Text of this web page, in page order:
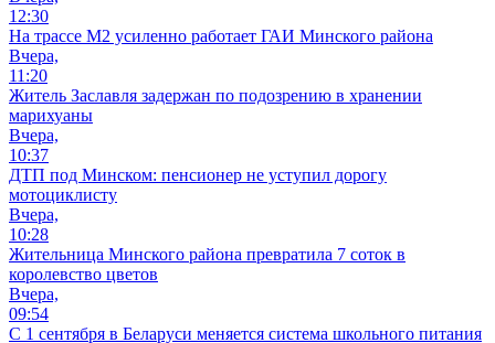
12:30
На трассе М2 усиленно работает ГАИ Минского района
Вчера,
11:20
Житель Заславля задержан по подозрению в хранении
марихуаны
Вчера,
10:37
ДТП под Минском: пенсионер не уступил дорогу
мотоциклисту
Вчера,
10:28
Жительница Минского района превратила 7 соток в
королевство цветов
Вчера,
09:54
С 1 сентября в Беларуси меняется система школьного питания